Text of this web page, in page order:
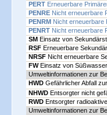
PERT Erneuerbare
PENRE Nicht erneuerbare
PENRM Nicht erneuerbare
PENRT Nicht erneuerbare
SM Einsatz von
RSF Erneuerbare
NRSF Nicht erneuerbare
FWEinsatz von
Umweltinformationen zur
HWD Gefährlicher Abfall
NHWD Entsorgter nicht
RWD Entsorgter
Umweltinformationen zur